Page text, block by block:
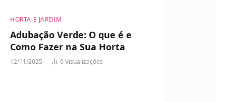
HORTA E JARDIM
Adubação Verde: O que é e
Como Fazer na Sua Horta
12/11/2025 0Visualizações